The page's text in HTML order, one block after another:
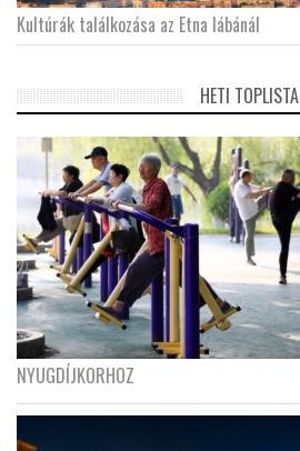
Kultúrák találkozása az Etna lábánál
HETI TOPLISTA
NYUGDÍJKORHOZ